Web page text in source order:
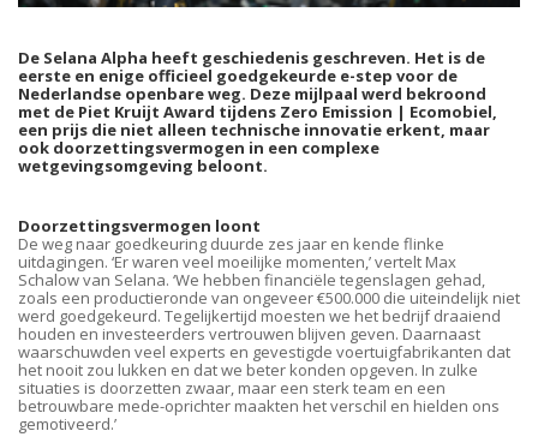
De Selana Alpha heeft geschiedenis geschreven. Het is de
eerste en enige officieel goedgekeurde e-step voor de
Nederlandse openbare weg. Deze mijlpaal werd bekroond
met de Piet Kruijt Award tijdens Zero Emission | Ecomobiel,
een prijs die niet alleen technische innovatie erkent, maar
ook doorzettingsvermogen in een complexe
wetgevingsomgeving beloont.
Doorzettingsvermogen loont
De weg naar goedkeuring duurde zes jaar en kende flinke
uitdagingen. ‘Er waren veel moeilijke momenten,’ vertelt Max
Schalow van Selana. ‘We hebben financiële tegenslagen gehad,
zoals een productieronde van ongeveer €500.000 die uiteindelijk niet
werd goedgekeurd. Tegelijkertijd moesten we het bedrijf draaiend
houden en investeerders vertrouwen blijven geven. Daarnaast
waarschuwden veel experts en gevestigde voertuigfabrikanten dat
het nooit zou lukken en dat we beter konden opgeven. In zulke
situaties is doorzetten zwaar, maar een sterk team en een
betrouwbare mede-oprichter maakten het verschil en hielden ons
gemotiveerd.’